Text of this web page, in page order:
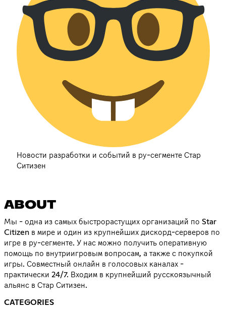
Новости разработки и событий в ру-сегменте Стар
Ситизен
ABOUT
Мы - одна из самых быстрорастущих организаций по Star
Citizen в мире и один из крупнейших дискорд-серверов по
игре в ру-сегменте. У нас можно получить оперативную
помощь по внутриигровым вопросам, а также с покупкой
игры. Совместный онлайн в голосовых каналах -
практически 24/7. Входим в крупнейший русскоязычный
альянс в Стар Ситизен.
CATEGORIES